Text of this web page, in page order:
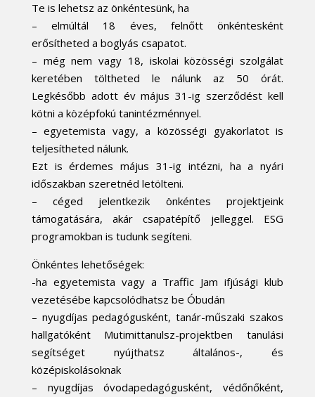
Te is lehetsz az önkéntesünk, ha
– elmúltál 18 éves, felnőtt önkéntesként
erősítheted a boglyás csapatot.
– még nem vagy 18, iskolai közösségi szolgálat
keretében töltheted le nálunk az 50 órát.
Legkésőbb adott év május 31-ig szerződést kell
kötni a középfokú tanintézménnyel.
– egyetemista vagy, a közösségi gyakorlatot is
teljesítheted nálunk.
Ezt is érdemes május 31-ig intézni, ha a nyári
időszakban szeretnéd letölteni.
– céged jelentkezik önkéntes projektjeink
támogatására, akár csapatépítő jelleggel. ESG
programokban is tudunk segíteni.
Önkéntes lehetőségek:
-ha egyetemista vagy a Traffic Jam ifjúsági klub
vezetésébe kapcsolódhatsz be Óbudán
– nyugdíjas pedagógusként, tanár-műszaki szakos
hallgatóként Mutimittanulsz-projektben tanulási
segítséget nyújthatsz általános-, és
középiskolásoknak
– nyugdíjas óvodapedagógusként, védőnőként,